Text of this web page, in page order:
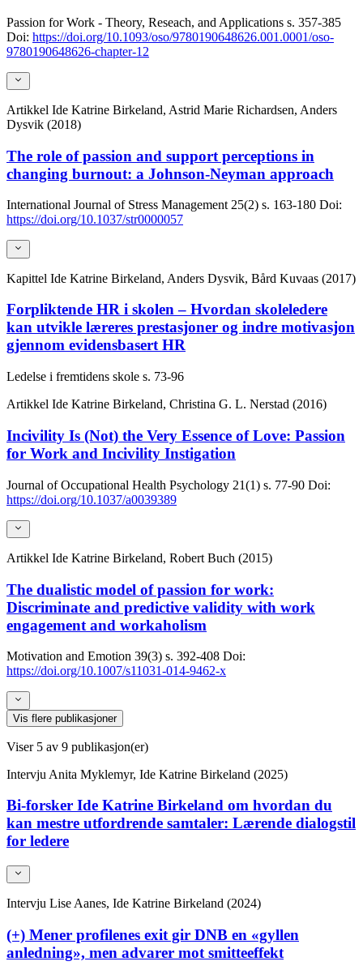
Passion for Work - Theory, Reseach, and Applications s. 357-385
Doi: https://doi.org/10.1093/oso/9780190648626.001.0001/oso-
9780190648626-chapter-12
Artikkel Ide Katrine Birkeland, Astrid Marie Richardsen, Anders
Dysvik (2018)
The role of passion and support perceptions in
changing burnout: a Johnson-Neyman approach
International Journal of Stress Management 25(2) s. 163-180 Doi:
https://doi.org/10.1037/str0000057
Kapittel Ide Katrine Birkeland, Anders Dysvik, Bård Kuvaas (2017)
Forpliktende HR i skolen – Hvordan skoleledere
kan utvikle læreres prestasjoner og indre motivasjon
gjennom evidensbasert HR
Ledelse i fremtidens skole s. 73-96
Artikkel Ide Katrine Birkeland, Christina G. L. Nerstad (2016)
Incivility Is (Not) the Very Essence of Love: Passion
for Work and Incivility Instigation
Journal of Occupational Health Psychology 21(1) s. 77-90 Doi:
https://doi.org/10.1037/a0039389
Artikkel Ide Katrine Birkeland, Robert Buch (2015)
The dualistic model of passion for work:
Discriminate and predictive validity with work
engagement and workaholism
Motivation and Emotion 39(3) s. 392-408 Doi:
https://doi.org/10.1007/s11031-014-9462-x
Vis flere publikasjoner
Viser 5 av 9 publikasjon(er)
Intervju Anita Myklemyr, Ide Katrine Birkeland (2025)
Bi-forsker Ide Katrine Birkeland om hvordan du
kan mestre utfordrende samtaler: Lærende dialogstil
for ledere
Intervju Lise Aanes, Ide Katrine Birkeland (2024)
(+) Mener profilenes exit gir DNB en «gyllen
anledning», men advarer mot smitteeffekt